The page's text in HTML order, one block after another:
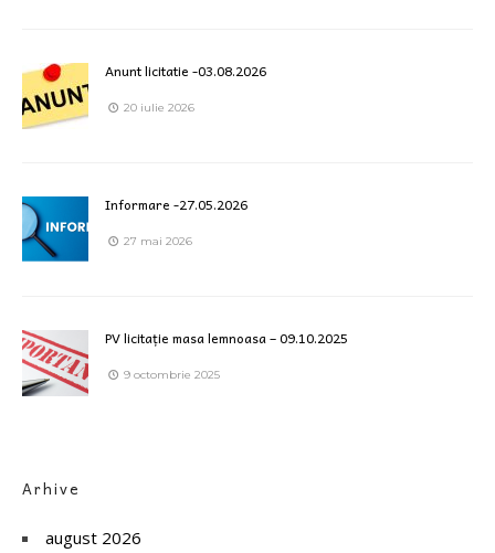
Anunt licitatie -03.08.2026
20 iulie 2026
Informare -27.05.2026
27 mai 2026
PV licitație masa lemnoasa – 09.10.2025
9 octombrie 2025
Arhive
august 2026